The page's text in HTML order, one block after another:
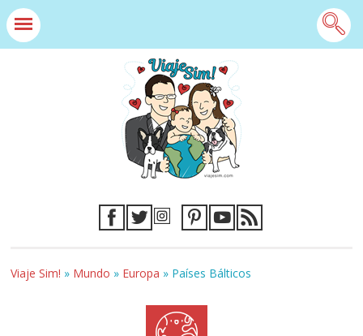
Viaje Sim! » Mundo » Europa » Países Bálticos